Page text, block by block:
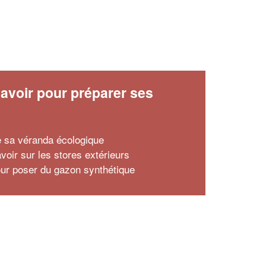
pour préparer ses
sa véranda écologique
sur les stores extérieurs
poser du gazon synthétique